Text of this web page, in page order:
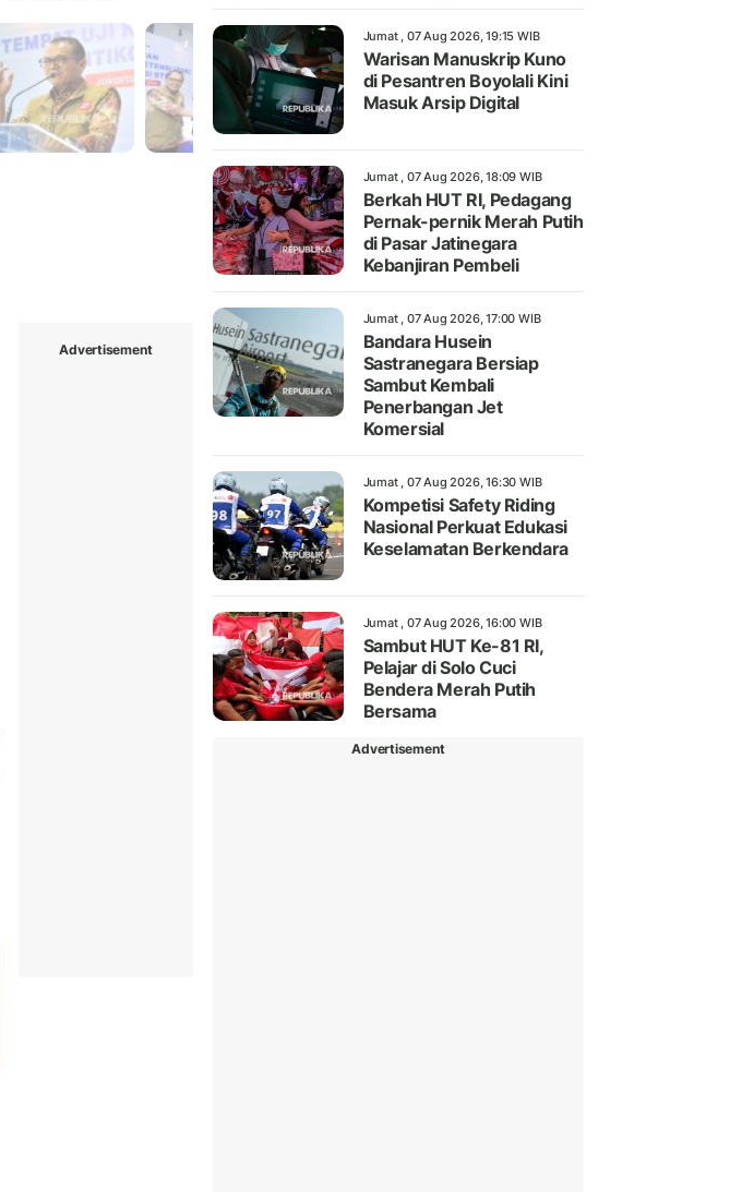
Advertisement
Jumat , 07 Aug 2026, 19:15 WIB
Warisan Manuskrip Kuno
di Pesantren Boyolali Kini
Masuk Arsip Digital
Jumat , 07 Aug 2026, 18:09 WIB
Berkah HUT RI, Pedagang
Pernak-pernik Merah Putih
di Pasar Jatinegara
Kebanjiran Pembeli
Jumat , 07 Aug 2026, 17:00 WIB
Bandara Husein
Sastranegara Bersiap
Sambut Kembali
Penerbangan Jet
Komersial
Jumat , 07 Aug 2026, 16:30 WIB
Kompetisi Safety Riding
Nasional Perkuat Edukasi
Keselamatan Berkendara
Jumat , 07 Aug 2026, 16:00 WIB
Sambut HUT Ke-81 RI,
Pelajar di Solo Cuci
Bendera Merah Putih
Bersama
Advertisement